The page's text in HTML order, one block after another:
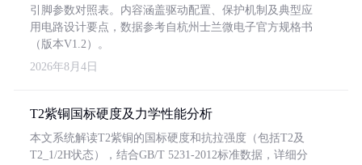
引脚参数对照表。内容涵盖驱动配置、保护机制及典型应
用电路设计要点，数据参考自杭州士兰微电子官方规格书
（版本V1.2）。
2026年8月4日
T2紫铜国标硬度及力学性能分析
本文系统解读T2紫铜的国标硬度和抗拉强度（包括T2及
T2_1/2H状态），结合GB/T 5231-2012标准数据，详细分